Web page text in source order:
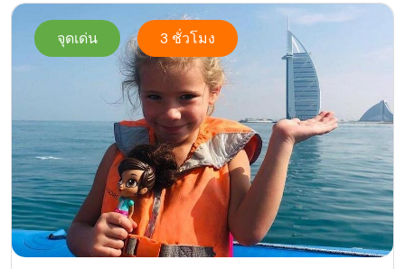
จุดเด่น 3 ชั่วโมง